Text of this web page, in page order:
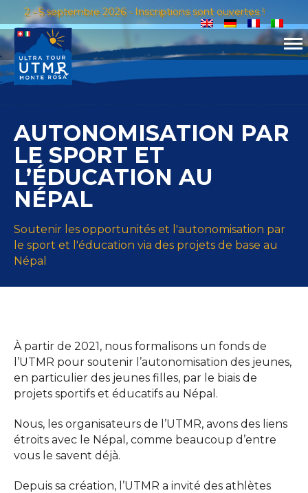
2 - 5 septembre 2026 - Inscriptions sont ouvertes !
AUTONOMISATION PAR
LE SPORT ET
L’ÉDUCATION AU
NÉPAL
Soutenir les opportunités et l'autonomisation par
le sport et l'éducation via des projets de base au
Népal
À partir de 2021, nous formalisons un fonds de
l’UTMR pour soutenir l’autonomisation des jeunes,
en particulier des jeunes filles, par le biais de
projets sportifs et éducatifs au Népal.
Nous, les organisateurs de l’UTMR, avons des liens
étroits avec le Népal, comme beaucoup d’entre
vous le savent déjà.
Depuis sa création, l’UTMR a invité des athlètes